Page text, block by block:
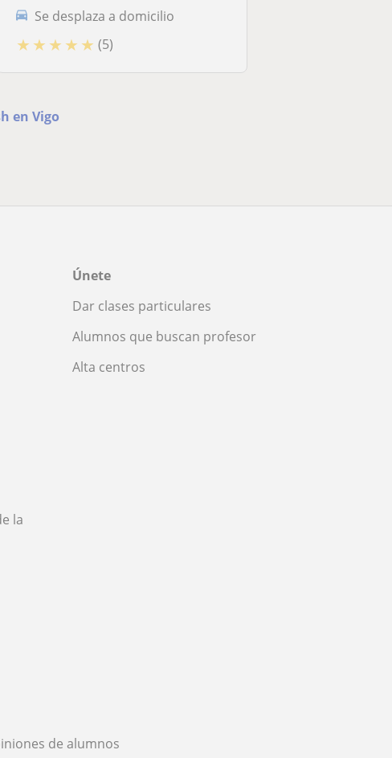
Se desplaza a domicilio
★ ★ ★ ★ ★ (5)
en Vigo
la
Únete
Dar clases particulares
Alumnos que buscan profesor
Alta centros
de alumnos